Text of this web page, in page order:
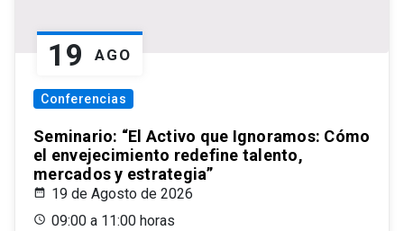
19 AGO
Conferencias
Seminario: “El Activo que Ignoramos: Cómo
el envejecimiento redefine talento,
mercados y estrategia”
19 de Agosto de 2026
09:00 a 11:00 horas